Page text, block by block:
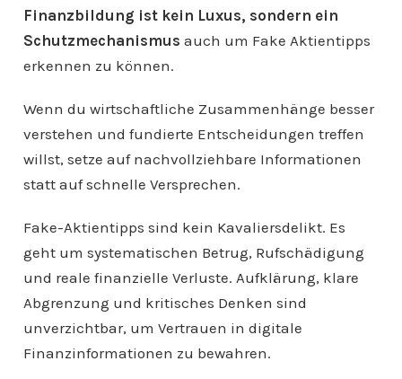
Finanzbildung ist kein Luxus, sondern ein
Schutzmechanismus auch um Fake Aktientipps
erkennen zu können.
Wenn du wirtschaftliche Zusammenhänge besser
verstehen und fundierte Entscheidungen treffen
willst, setze auf nachvollziehbare Informationen
statt auf schnelle Versprechen.
Fake-Aktientipps sind kein Kavaliersdelikt. Es
geht um systematischen Betrug, Rufschädigung
und reale finanzielle Verluste. Aufklärung, klare
Abgrenzung und kritisches Denken sind
unverzichtbar, um Vertrauen in digitale
Finanzinformationen zu bewahren.